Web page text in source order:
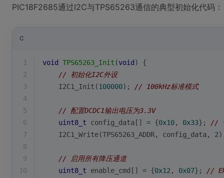
PIC18F2685通过I2C与TPS65263通信的典型初始化代码：
C
1 void TPS65263_Init (void )
{
2
// 初始化I2C外设
3
    I2C1_Init(
100000); // 100kHz标准模式
4
5
// 配置DCDC1输出电压为3.3V
6
uint8_t config_data[] = {0x10, 0x33}; //
7
    I2C1_Write(TPS65263_ADDR, config_data,
2
8
9
// 启用所有降压通道
10
uint8_t enable_cmd[] = {0x12 , 0x07}; //